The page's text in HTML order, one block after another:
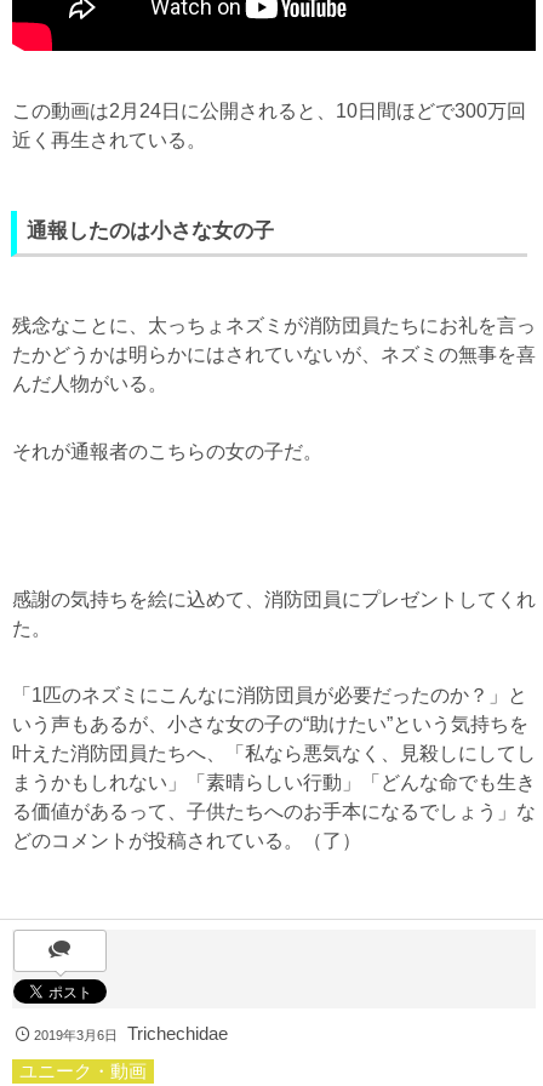
この動画は2月24日に公開されると、10日間ほどで300万回
近く再生されている。
通報したのは小さな女の子
残念なことに、太っちょネズミが消防団員たちにお礼を言っ
たかどうかは明らかにはされていないが、ネズミの無事を喜
んだ人物がいる。
それが通報者のこちらの女の子だ。
感謝の気持ちを絵に込めて、消防団員にプレゼントしてくれ
た。
「1匹のネズミにこんなに消防団員が必要だったのか？」と
いう声もあるが、小さな女の子の“助けたい”という気持ちを
叶えた消防団員たちへ、「私なら悪気なく、見殺しにしてし
まうかもしれない」「素晴らしい行動」「どんな命でも生き
る価値があるって、子供たちへのお手本になるでしょう」な
どのコメントが投稿されている。（了）
2019年3月6日
Trichechidae
ユニーク・動画